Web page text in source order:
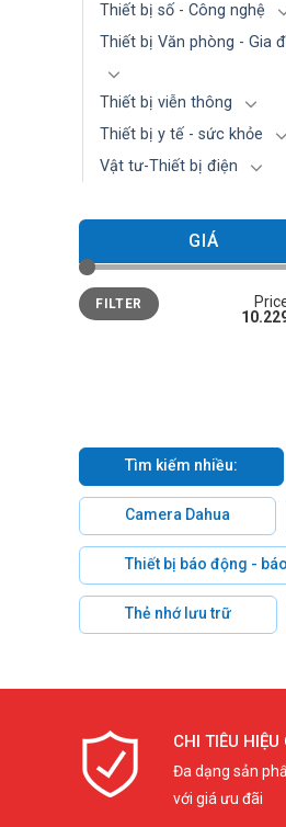
Thiết bị số - Công nghệ
Thiết bị Văn phòng - Gia
Thiết bị viễn thông
Thiết bị y tế - sức khỏe
Vật tư-Thiết bị điện
GIÁ
Min
price
Max
priceFILTER
Tìm kiếm nhiều:
Camera Dahua
Thiết bị báo động -
Thẻ nhớ lưu trữ
CHI TIÊU HIỆU
Đa dạng sản
với giá ưu đãi